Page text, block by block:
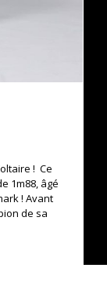
! Ce
1m88, âgé
! Avant
de sa